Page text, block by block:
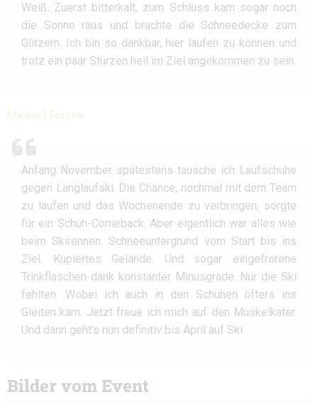
Weiß. Zuerst bitterkalt, zum Schluss kam sogar noch
die Sonne raus und brachte die Schneedecke zum
Glitzern. Ich bin so dankbar, hier laufen zu können und
trotz ein paar Stürzen heil im Ziel angekommen zu sein.
Michael Förster
Anfang November spätestens tausche ich Laufschuhe
gegen Langlaufski. Die Chance, nochmal mit dem Team
zu laufen und das Wochenende zu verbringen, sorgte
für ein Schuh-Comeback. Aber eigentlich war alles wie
beim Skirennen. Schneeuntergrund vom Start bis ins
Ziel. Kupiertes Gelände. Und sogar eingefrorene
Trinkflaschen dank konstanter Minusgrade. Nur die Ski
fehlten. Wobei ich auch in den Schuhen öfters ins
Gleiten kam. Jetzt freue ich mich auf den Muskelkater.
Und dann geht’s nun definitiv bis April auf Ski.
Bilder vom Event